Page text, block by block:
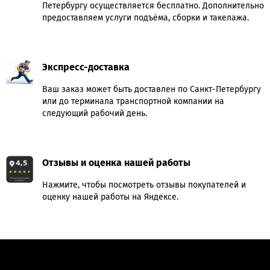
Петербургу осуществляется бесплатно. Дополнительно
предоставляем услуги подъёма, сборки и такелажа.
Экспресс-доставка
Ваш заказ может быть доставлен по Санкт-Петербургу
или до терминала транспортной компании на
следующий рабочий день.
Отзывы и оценка нашей работы
Нажмите, чтобы посмотреть отзывы покупателей и
оценку нашей работы на Яндексе.